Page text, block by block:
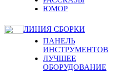
ЮМОР
ЛИНИЯ СБОРКИ
ПАНЕЛЬ
ИНСТРУМЕНТОВ
ЛУЧШЕЕ
ОБОРУДОВАНИЕ